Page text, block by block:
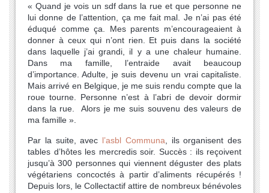
« Quand je vois un sdf dans la rue et que personne ne
lui donne de l’attention, ça me fait mal. Je n’ai pas été
éduqué comme ça. Mes parents m’encourageaient à
donner à ceux qui n’ont rien. Et puis dans la société
dans laquelle j’ai grandi, il y a une chaleur humaine.
Dans ma famille, l’entraide avait beaucoup
d’importance. Adulte, je suis devenu un vrai capitaliste.
Mais arrivé en Belgique, je me suis rendu compte que la
roue tourne. Personne n’est à l’abri de devoir dormir
dans la rue. Alors je me suis souvenu des valeurs de
ma famille ».
Par la suite, avec l’asbl Communa , ils organisent des
tables d’hôtes les mercredis soir. Succès : ils reçoivent
jusqu’à 300 personnes qui viennent déguster des plats
végétariens concoctés à partir d’aliments récupérés !
Depuis lors, le Collectactif attire de nombreux bénévoles